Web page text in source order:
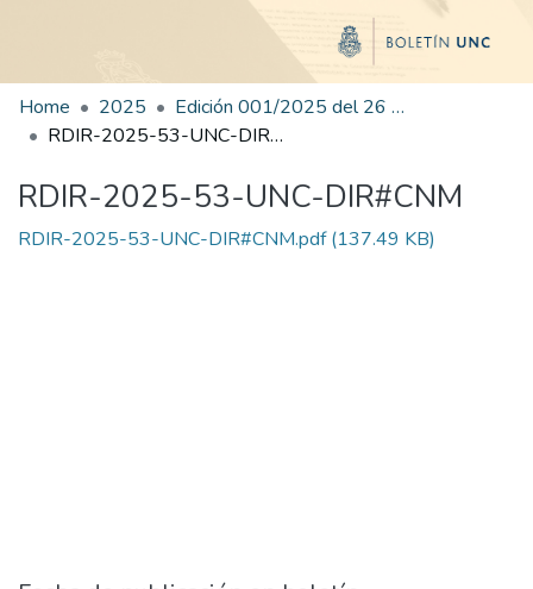
Home 2025
Edición 001/2025 del 26 de mayo de 2025
RDIR-2025-53-UNC-DIR#CNM
RDIR-2025-53-UNC-DIR#CNM
RDIR-2025-53-UNC-DIR#CNM.pdf(137.49 KB)